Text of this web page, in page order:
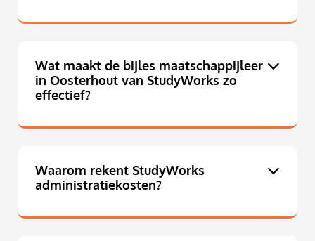
Wat maakt de bijles maatschappijleer
in Oosterhout van StudyWorks zo
effectief?
Waarom rekent StudyWorks
administratiekosten?